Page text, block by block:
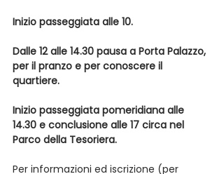
Inizio passeggiata alle 10.
Dalle 12 alle 14.30 pausa a Porta Palazzo,
per il pranzo e per conoscere il
quartiere.
Inizio passeggiata pomeridiana alle
14.30 e conclusione alle 17 circa nel
Parco della Tesoriera.
Per informazioni ed iscrizione (per